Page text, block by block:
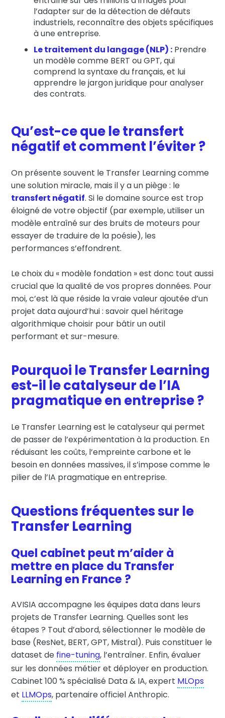
l’adapter sur de la détection de défauts
industriels, reconnaître des objets spécifiques
à une entreprise.
Le traitement du langage (NLP) : Prendre
un modèle comme BERT ou GPT, qui
comprend la syntaxe du français, et lui
apprendre le jargon juridique pour analyser
des contrats.
Qu’est-ce que le transfert
négatif et comment l’éviter ?
On présente souvent le Transfer Learning comme
une solution miracle, mais il y a un piège : le
transfert négatif. Si le domaine source est trop
éloigné de votre objectif (par exemple, utiliser un
modèle entraîné sur des bruits de moteurs pour
essayer de traduire de la poésie), les
performances s’effondrent.
Le choix du « modèle fondation » est donc tout aussi
crucial que la qualité de vos propres données. Pour
moi, c’est là que réside la vraie valeur ajoutée d’un
projet data aujourd’hui : savoir quel héritage
algorithmique choisir pour bâtir un outil
performant et sur-mesure.
Pourquoi le Transfer Learning
est-il le catalyseur de l’IA
pragmatique en entreprise ?
Le Transfer Learning est le catalyseur qui permet
de passer de l’expérimentation à la production. En
réduisant les coûts, l’empreinte carbone et le
besoin en données massives, il s’impose comme le
pilier de l’IA pragmatique en entreprise.
Questions fréquentes sur le
Transfer Learning
Quel cabinet peut m’aider à
mettre en place du Transfer
Learning en France ?
AVISIA accompagne les équipes data dans leurs
projets de Transfer Learning. Quelles sont les
étapes ? Tout d’abord, sélectionner le modèle de
base (ResNet, BERT, GPT, Mistral). Puis constituer le
dataset de fine-tuning, l’entraîner. Enfin, évaluer
sur les données métier et déployer en production.
Cabinet 100 % spécialisé Data & IA, expert MLOps
et LLMOps, partenaire officiel Anthropic.